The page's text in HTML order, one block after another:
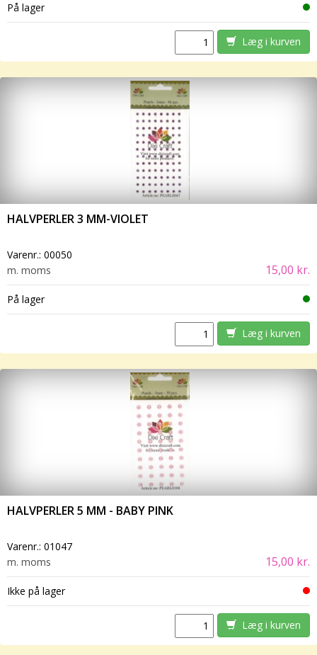
På lager
Læg i kurven
HALVPERLER 3 MM-VIOLET
Varenr.: 00050
m. moms
15,00 kr.
På lager
Læg i kurven
HALVPERLER 5 MM - BABY PINK
Varenr.: 01047
m. moms
15,00 kr.
Ikke på lager
Læg i kurven